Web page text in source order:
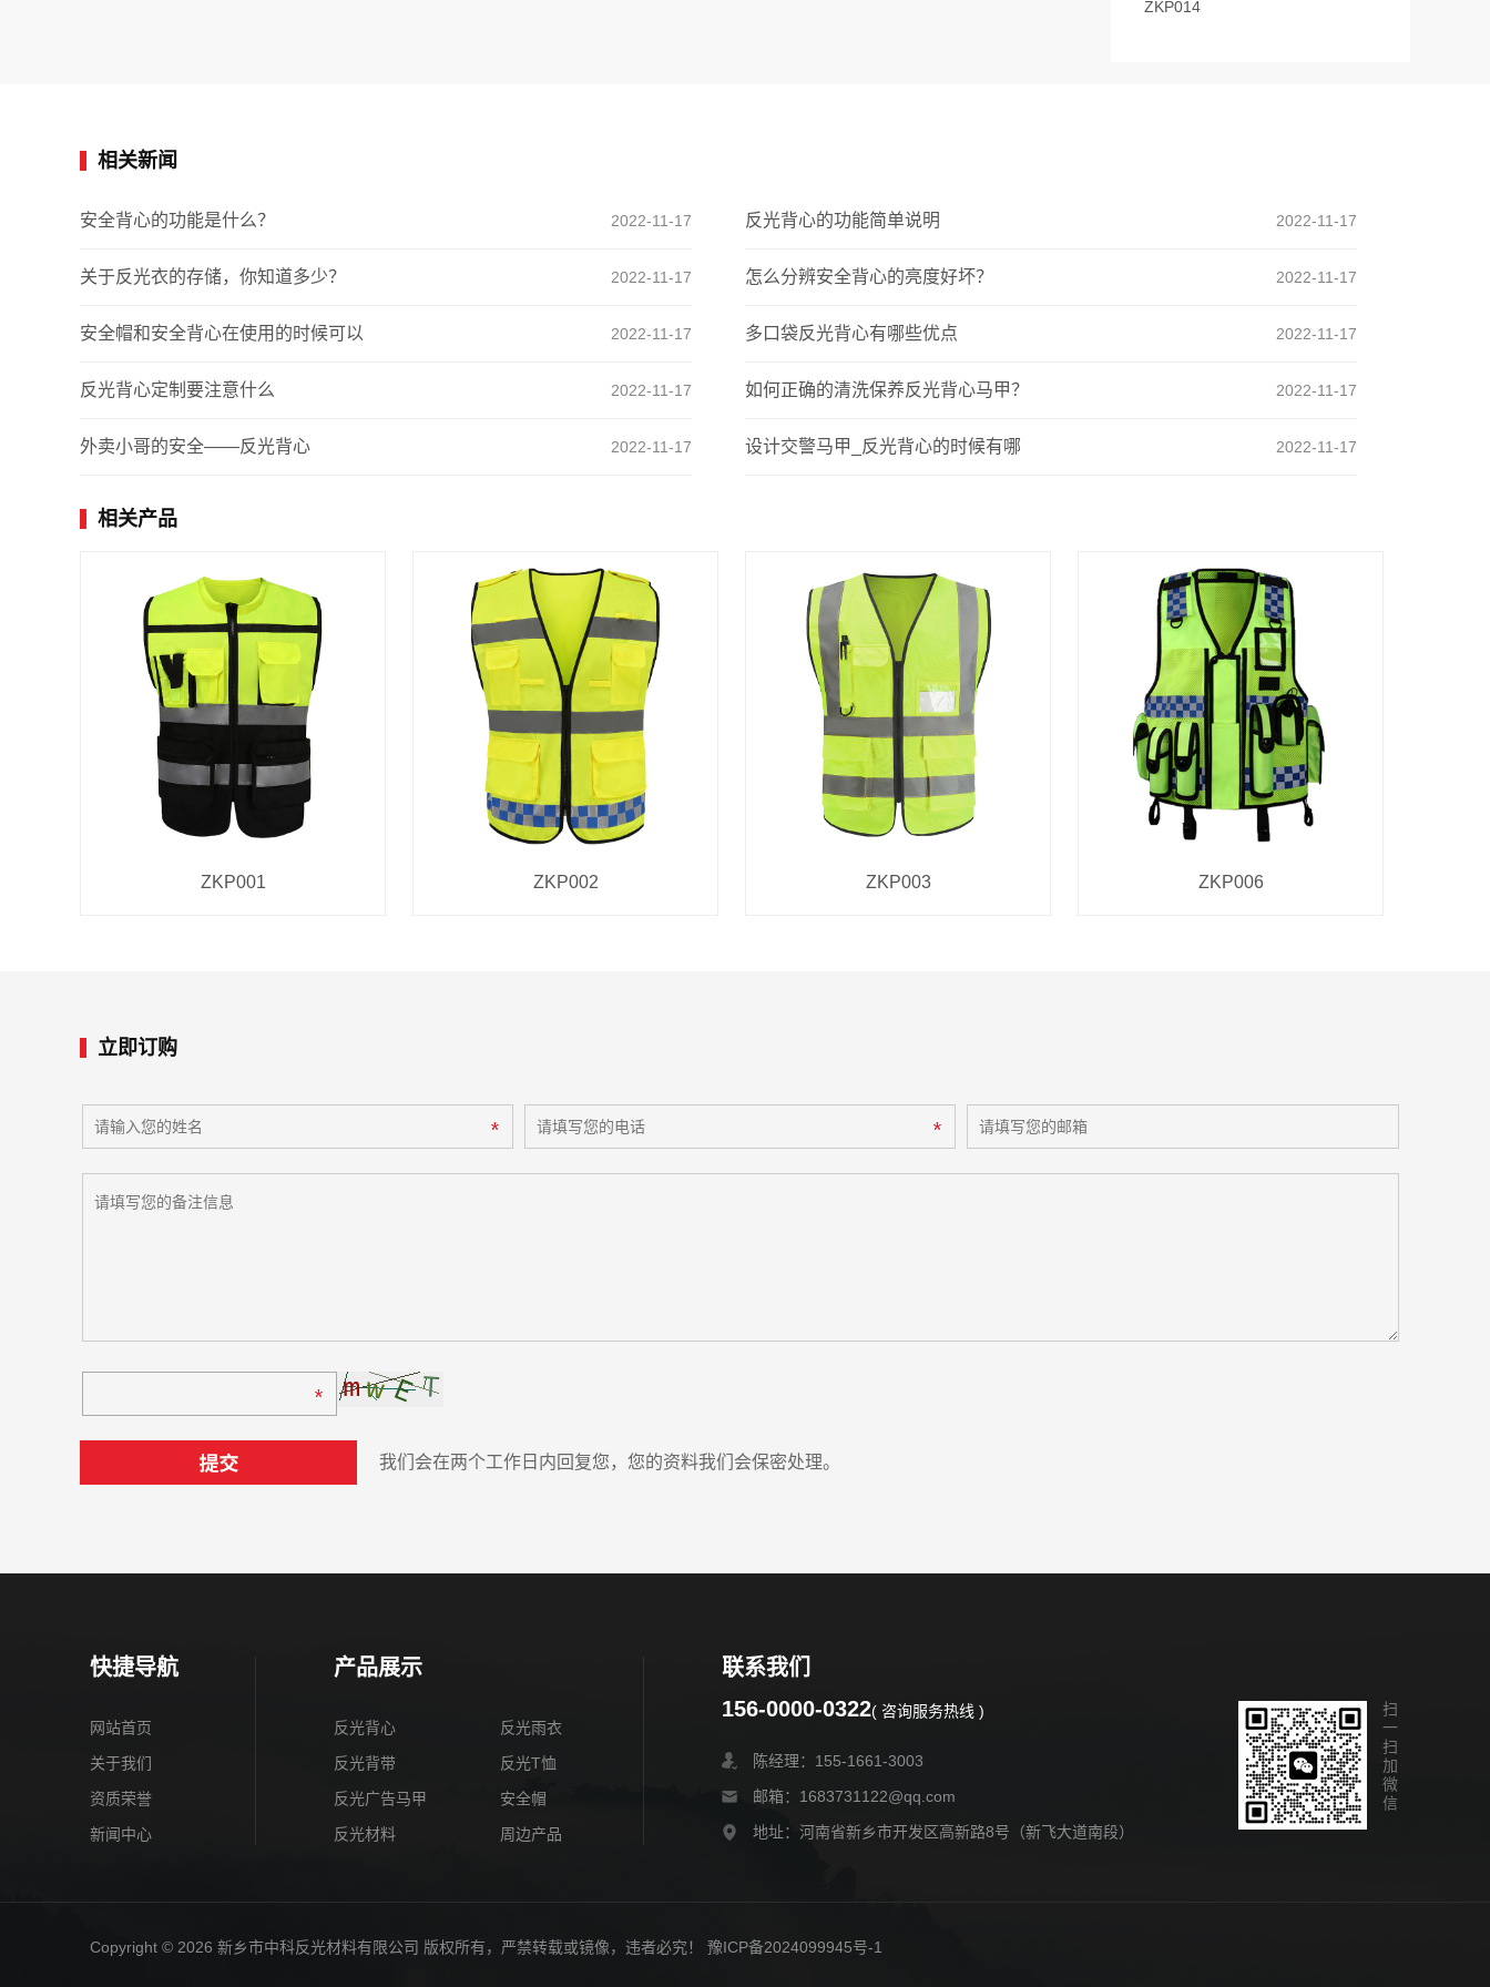
ZKP014
相关新闻
2022-11-17
安全背心的功能是什么？ 2022-11-17
反光背心的功能简单说明
2022-11-17
关于反光衣的存储，你知道多少？ 2022-11-17
怎么分辨安全背心的亮度好坏？
2022-11-17
安全帽和安全背心在使用的时候可以 2022-11-17
多口袋反光背心有哪些优点
2022-11-17
反光背心定制要注意什么 2022-11-17
如何正确的清洗保养反光背心马甲？
2022-11-17
外卖小哥的安全——反光背心 2022-11-17
设计交警马甲_反光背心的时候有哪
相关产品
ZKP001 ZKP002 ZKP003 ZKP006
立即订购
我们会在两个工作日内回复您，您的资料我们会保密处理。
快捷导航
网站首页
关于我们
资质荣誉
新闻中心
产品展示
反光背心
反光雨衣
反光背带
反光T恤
反光广告马甲
安全帽
反光材料
周边产品
联系我们
156-0000-0322( 咨询服务热线 )
陈经理：155-1661-3003
邮箱：1683731122@qq.com
地址：河南省新乡市开发区高新路8号（新飞大道南段）
扫一扫加微信
Copyright © 2026 新乡市中科反光材料有限公司 版权所有，严禁转载或镜像，违者必究！ 豫ICP备2024099945号-1